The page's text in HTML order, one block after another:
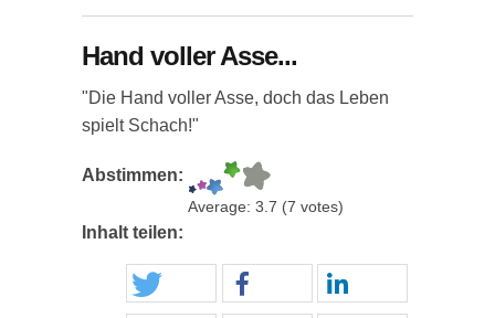
Hand voller Asse...
"Die Hand voller Asse, doch das Leben
spielt Schach!"
Abstimmen:
Average: 3.7 (7 votes)
Inhalt teilen: